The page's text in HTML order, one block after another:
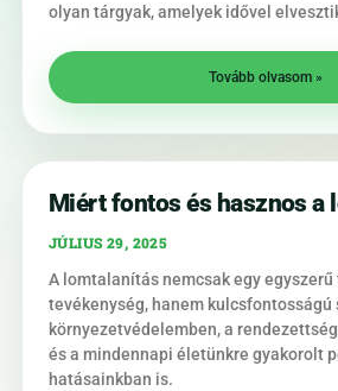
olyan tárgyak, amelyek idővel
Tovább olvasom »
Miért fontos és hasznos a
JÚLIUS 29, 2025
A lomtalanítás nemcsak egy
tevékenység, hanem kulcsfontosságú
környezetvédelemben, a
és a mindennapi életünkre gyakorolt
hatásainkban is.